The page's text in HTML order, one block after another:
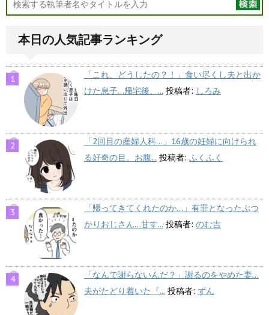
本日の人気記事ランキング
「これ、どうしたの？！」食い尽くし夫と出か
けた息子…帰宅後、... 投稿者: しろみ
「2回目の産婦人科…」16歳の妊婦に向けられ
る好奇の目。お腹... 投稿者: ふくふく
「帰ってきてくれたのか…」有罪となったぶつ
かりおじさん…甘す... 投稿者: のむ吉
「なんで謝らないんだ？」謝るのをやめた妻…
夫がたどり着いた『... 投稿者: ずん